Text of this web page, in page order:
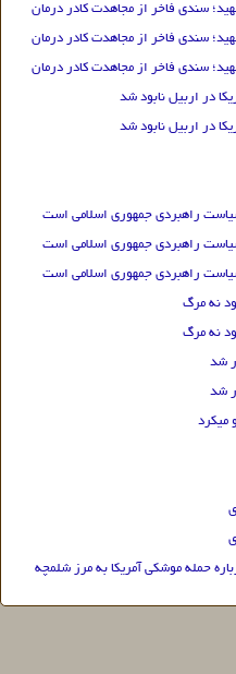
سندی فاخر از مجاهدت کادر درمان
سندی فاخر از مجاهدت کادر درمان
سندی فاخر از مجاهدت کادر درمان
در اربیل نابود شد
در اربیل نابود شد
سیاست راهبردی جمهوری اسلامی است
سیاست راهبردی جمهوری اسلامی است
سیاست راهبردی جمهوری اسلامی است
نه مرگ
نه مرگ
شد
شد
میکرد
حمله موشکی آمریکا به مرز شلمچه